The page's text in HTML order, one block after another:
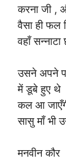
करना जी ,
वैसा ही फल
वहाँ सन्नाटा
उसने अपने
में डूबे हुए थे
कल आ
सासु माँ भी
मनवीन कौर